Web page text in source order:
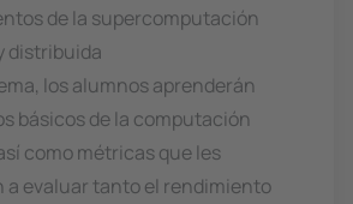
de la supercomputación
distribuida
los alumnos aprenderán
básicos de la computación
como métricas que les
a evaluar tanto el rendimiento